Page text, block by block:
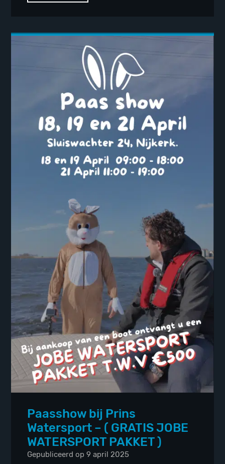
Paasshow bij Prins
Watersport – ( GRATIS JOBE
WATERSPORT PAKKET )
Gepubliceerd op 9 april 2025